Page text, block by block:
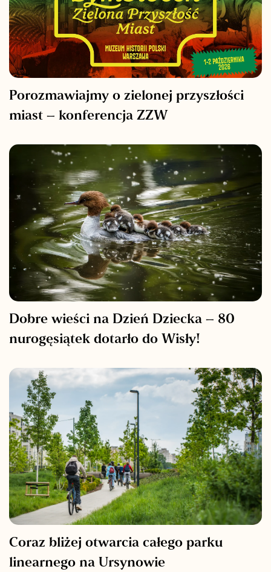
Porozmawiajmy o zielonej przyszłości
miast – konferencja ZZW
Dobre wieści na Dzień Dziecka – 80
nurogęsiątek dotarło do Wisły!
Coraz bliżej otwarcia całego parku
linearnego na Ursynowie